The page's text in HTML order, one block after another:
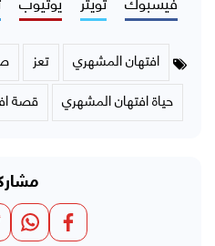
افتهان المشهري تعز
حياة افتهان المشهري
قصة